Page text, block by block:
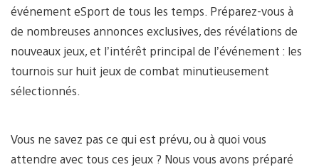
événement eSport de tous les temps. Préparez-vous à
de nombreuses annonces exclusives, des révélations de
nouveaux jeux, et l’intérêt principal de l’événement : les
tournois sur huit jeux de combat minutieusement
sélectionnés.
Vous ne savez pas ce qui est prévu, ou à quoi vous
attendre avec tous ces jeux ? Nous vous avons préparé